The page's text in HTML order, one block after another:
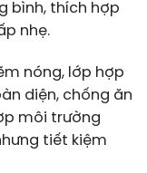
bình, thích hợp
nhẹ.
nóng, lớp hợp
diện, chống ăn
môi trường
tiết kiệm